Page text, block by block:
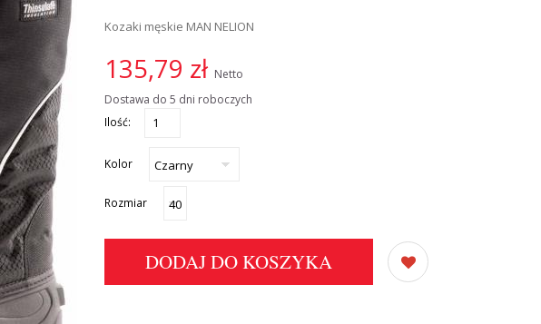
Kozaki męskie MAN NELION
135,79 zł Netto
Dostawa do 5 dni roboczych
Ilość:
Kolor
Rozmiar
DODAJ DO KOSZYKA